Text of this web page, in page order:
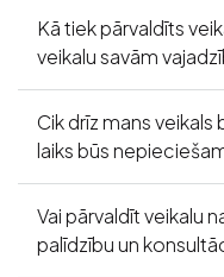
Kā tiek pārvaldīts
veikalu savām
Cik drīz mans veikals
laiks būs
Vai pārvaldīt veikalu
palīdzību un